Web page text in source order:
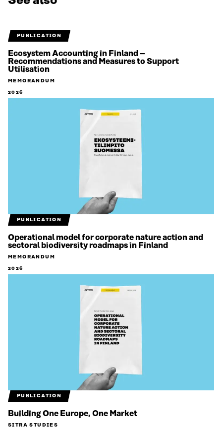
PUBLICATION
Ecosystem Accounting in Finland –
Recommendations and Measures to Support
Utilisation
MEMORANDUM
2026
PUBLICATION
Operational model for corporate nature action and
sectoral biodiversity roadmaps in Finland
MEMORANDUM
2026
PUBLICATION
Building One Europe, One Market
SITRA STUDIES